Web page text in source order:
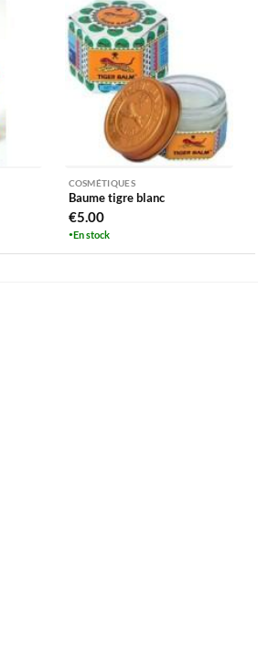
COSMÉTIQUES
Baume tigre blanc
€5.00
En stock